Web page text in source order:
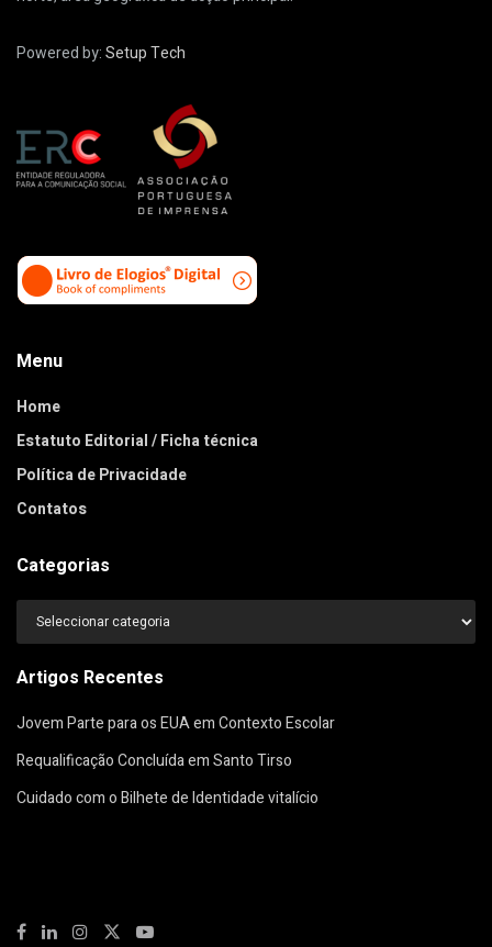
Powered by:Setup Tech
Menu
Home
Estatuto Editorial / Ficha técnica
Política de Privacidade
Contatos
Categorias
Categorias
Artigos Recentes
Jovem Parte para os EUA em Contexto Escolar
Requalificação Concluída em Santo Tirso
Cuidado com o Bilhete de Identidade vitalício